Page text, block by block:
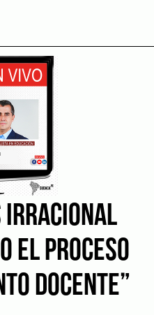
EL PROCESO
DOCENTE”